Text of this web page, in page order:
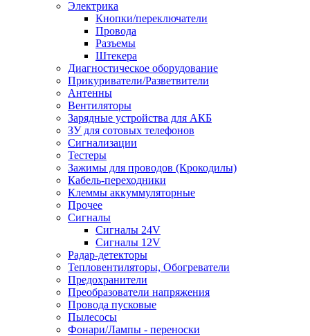
Электрика
Кнопки/переключатели
Провода
Разъемы
Штекера
Диагностическое оборудование
Прикуриватели/Разветвители
Антенны
Вентиляторы
Зарядные устройства для АКБ
ЗУ для сотовых телефонов
Сигнализации
Тестеры
Зажимы для проводов (Крокодилы)
Кабель-переходники
Клеммы аккуммуляторные
Прочее
Сигналы
Сигналы 24V
Сигналы 12V
Радар-детекторы
Тепловентиляторы, Обогреватели
Предохранители
Преобразователи напряжения
Провода пусковые
Пылесосы
Фонари/Лампы - переноски